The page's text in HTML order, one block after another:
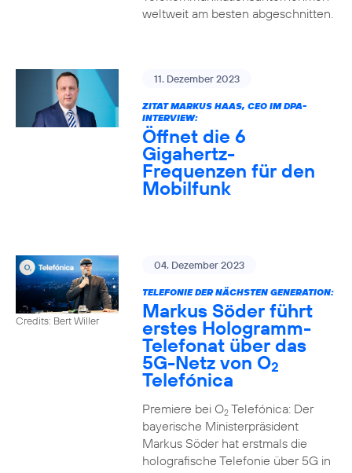
weltweit am besten abgeschnitten.
11. Dezember 2023
ZITAT MARKUS HAAS, CEO IM DPA-
INTERVIEW:
Öffnet die 6
Gigahertz-
Frequenzen für den
Mobilfunk
Credits: Bert Willer
04. Dezember 2023
TELEFONIE DER NÄCHSTEN GENERATION:
Markus Söder führt
erstes Hologramm-
Telefonat über das
5G-Netz von O2
Telefónica
Premiere bei O2Telefónica: Der
bayerische Ministerpräsident
Markus Söder hat erstmals die
holografische Telefonie über 5G in